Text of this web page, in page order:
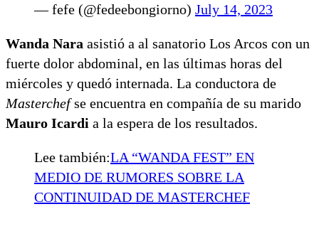
— fefe (@fedeebongiorno) July 14, 2023
Wanda Nara asistió a al sanatorio Los Arcos con un
fuerte dolor abdominal, en las últimas horas del
miércoles y quedó internada. La conductora de
Masterchefse encuentra en compañía de su marido
Mauro Icardi a la espera de los resultados.
Lee también:LA “WANDA FEST” EN
MEDIO DE RUMORES SOBRE LA
CONTINUIDAD DE MASTERCHEF